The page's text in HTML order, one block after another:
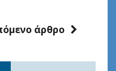
άρθρο